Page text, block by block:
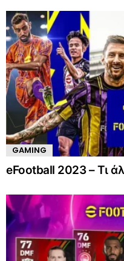
GAMING
eFootball 2023 – Τι